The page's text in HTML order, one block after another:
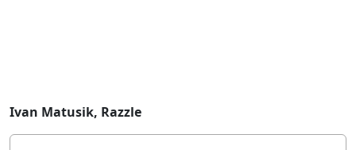
Ivan Matusik, Razzle